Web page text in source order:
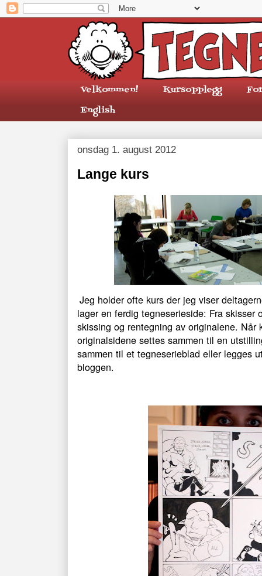
Velkommen! Kursopplegg
English
onsdag 1. august 2012
Lange kurs
Jeg holder ofte kurs der jeg viser
lager en ferdig tegneserieside: Fra skisser
skissing og rentegning av originalene. Når
originalsidene settes sammen til en
sammen til et tegneserieblad eller legges
bloggen.